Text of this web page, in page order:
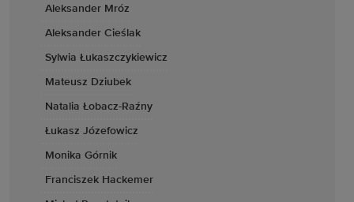
Aleksander Mróz
Aleksander Cieślak
Sylwia Łukaszczykiewicz
Mateusz Dziubek
Natalia Łobacz-Raźny
Łukasz Józefowicz
Monika Górnik
Franciszek Hackemer